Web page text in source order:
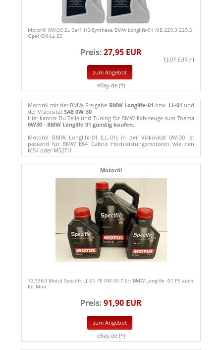
Motoröl 0W-30 2L Car1 HC-Synthese BMW Longlife-01 MB 229.3 229.5
Opel GM-LL 25
Preis:27,95 EUR
13.97 EUR / l
zum Angebot
eBay.de (*)
Motoröl mit der BMW-Freigabe BMW Longlife-01 bzw. LL-01 und
der Viskosität SAE 0W-30
Hier kannst Du Teile und Tuning für BMW-Fahrzeuge zum Thema
0W30 - BMW Longlife 01 günstig kaufen.
Motoröl BMW Longlife-01 (LL-01) in der Viskosität 0W-30 ist
passend für BMW E64 Cabrio Hochleistungsmotoren wie den
M54 oder M52TU.
Motoröl
13,13€/l Motul Specific LL-01 FE 0W-30 7 Ltr BMW Longlife -01 FE auch
für Mini
Preis:91,90 EUR
zum Angebot
eBay.de (*)